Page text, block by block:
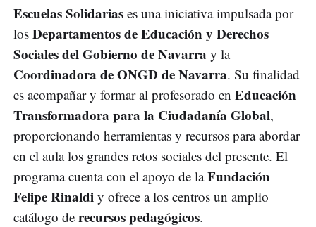
Escuelas Solidarias es una iniciativa impulsada por
los Departamentos de Educación y Derechos
Sociales del Gobierno de Navarra y la
Coordinadora de ONGD de Navarra. Su finalidad
es acompañar y formar al profesorado en Educación
Transformadora para la Ciudadanía Global,
proporcionando herramientas y recursos para abordar
en el aula los grandes retos sociales del presente. El
programa cuenta con el apoyo de laFundación
Felipe Rinaldi y ofrece a los centros un amplio
catálogo de recursos pedagógicos.